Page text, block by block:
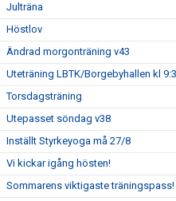
Julträna
Höstlov
Ändrad morgonträning v43
Uteträning LBTK/Borgebyhallen kl
Torsdagsträning
Utepasset söndag v38
Inställt Styrkeyoga må 27/8
Vi kickar igång hösten!
Sommarens viktigaste träningspass!